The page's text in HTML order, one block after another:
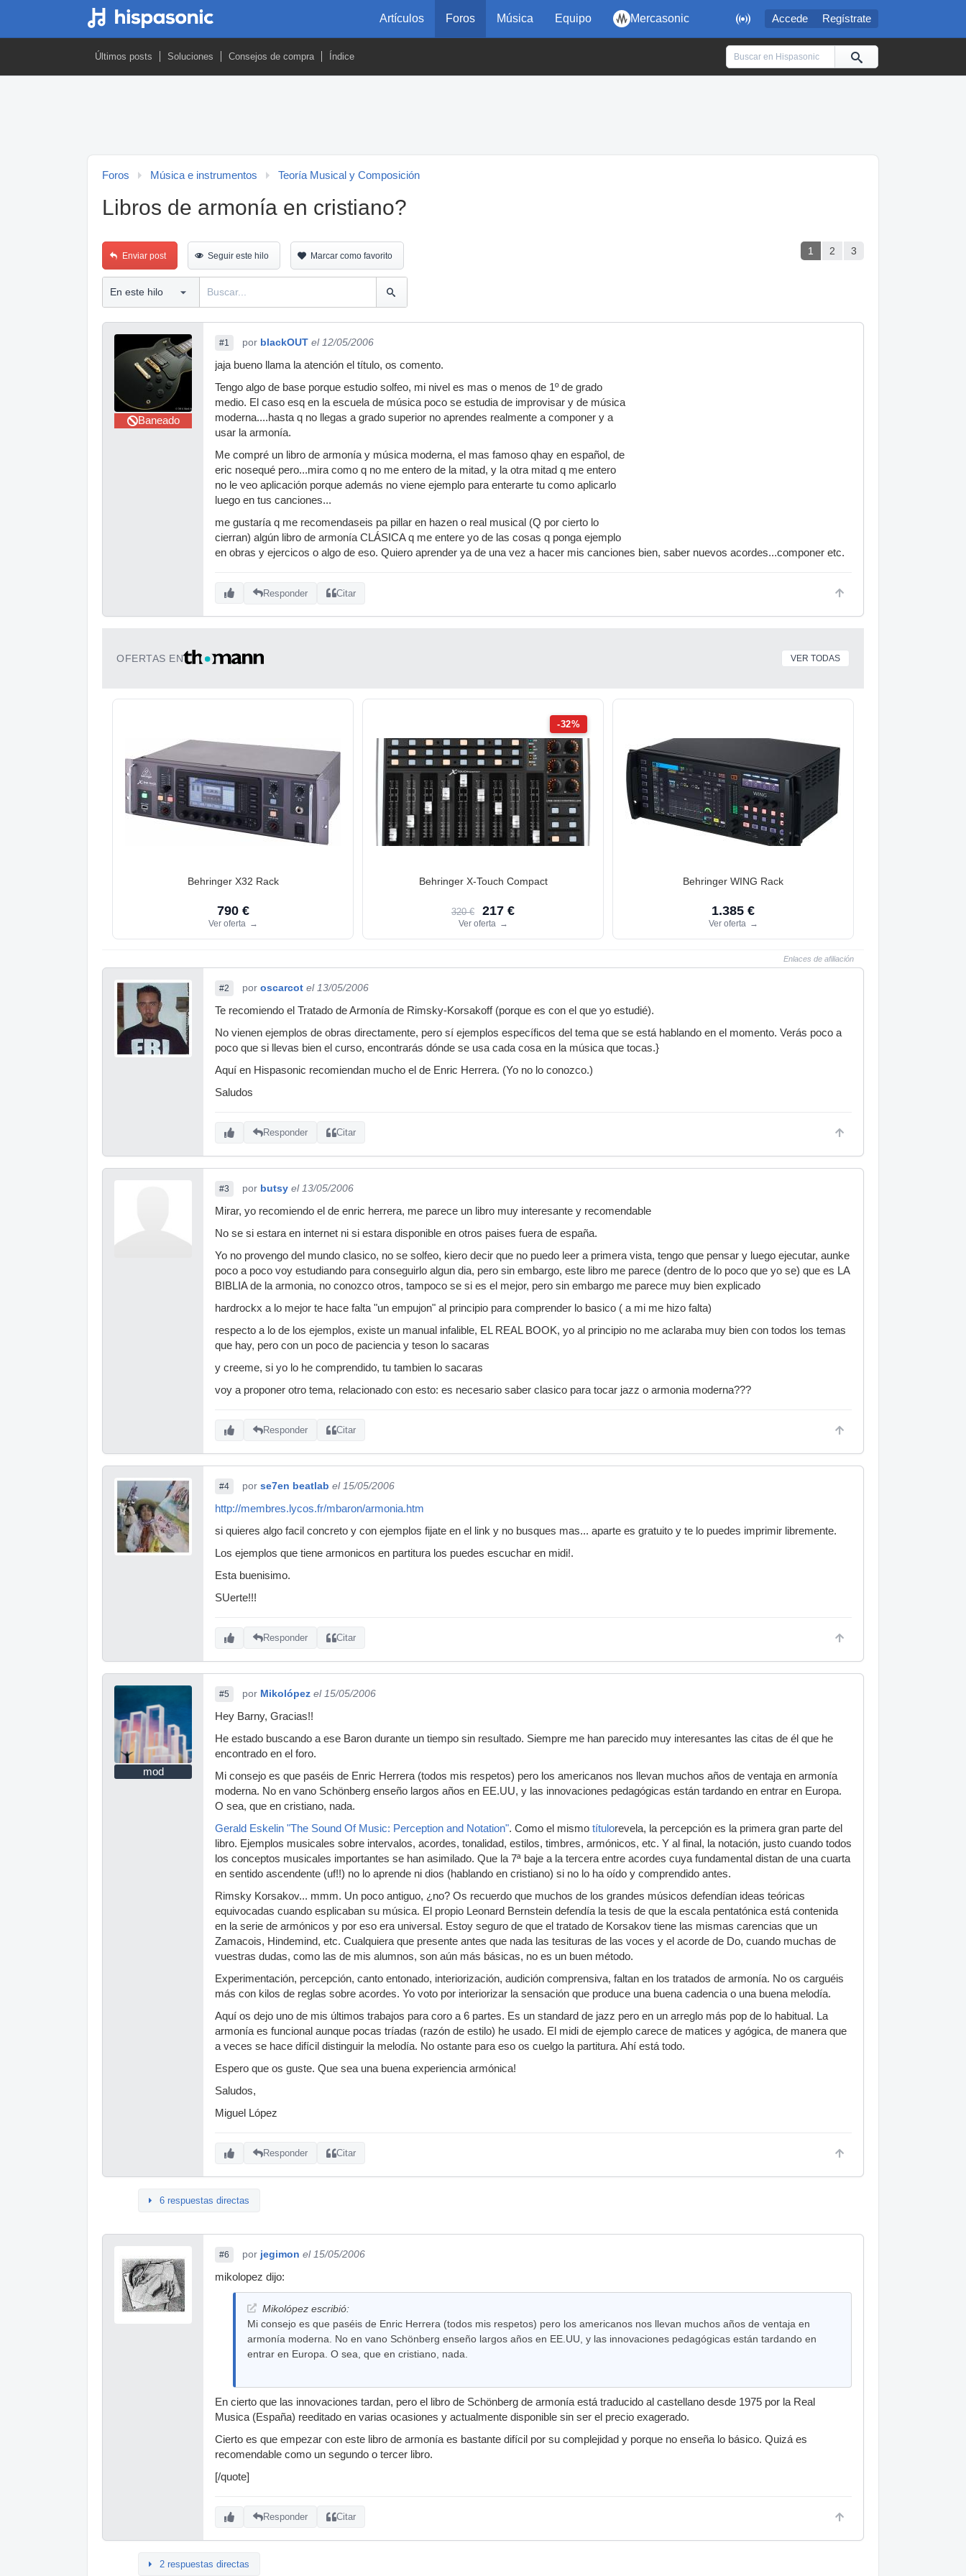
 Accede Regístrate
Artículos Foros Música Equipo Mercasonic
Últimos posts Soluciones Consejos de compra Índice
Foros Música e instrumentos Teoría Musical y Composición
Libros de armonía en cristiano?
1 2 3
Enviar post Seguir este hilo Marcar como favorito
Baneado
#1 por blackOUT el 12/05/2006
jaja bueno llama la atención el título, os comento.
Tengo algo de base porque estudio solfeo, mi nivel es mas o menos de 1º de grado
medio. El caso esq en la escuela de música poco se estudia de improvisar y de música
moderna....hasta q no llegas a grado superior no aprendes realmente a componer y a
usar la armonía.
Me compré un libro de armonía y música moderna, el mas famoso qhay en español, de
eric nosequé pero...mira como q no me entero de la mitad, y la otra mitad q me entero
no le veo aplicación porque además no viene ejemplo para enterarte tu como aplicarlo
luego en tus canciones...
me gustaría q me recomendaseis pa pillar en hazen o real musical (Q por cierto lo
cierran) algún libro de armonía CLÁSICA q me entere yo de las cosas q ponga ejemplo
en obras y ejercicos o algo de eso. Quiero aprender ya de una vez a hacer mis canciones bien, saber nuevos acordes...componer etc.
Responder Citar
OFERTAS EN VER TODAS
Behringer X32 Rack
790 €
Ver oferta →
-32%
Behringer X-Touch Compact
320 € 217 €
Ver oferta →
Behringer WING Rack
1.385 €
Ver oferta →
Enlaces de afiliación
#2 por oscarcot el 13/05/2006
Te recomiendo el Tratado de Armonía de Rimsky-Korsakoff (porque es con el que yo estudié).
No vienen ejemplos de obras directamente, pero sí ejemplos específicos del tema que se está hablando en el momento. Verás poco a
poco que si llevas bien el curso, encontrarás dónde se usa cada cosa en la música que tocas.}
Aquí en Hispasonic recomiendan mucho el de Enric Herrera. (Yo no lo conozco.)
Saludos
Responder Citar
#3 por butsy el 13/05/2006
Mirar, yo recomiendo el de enric herrera, me parece un libro muy interesante y recomendable
No se si estara en internet ni si estara disponible en otros paises fuera de españa.
Yo no provengo del mundo clasico, no se solfeo, kiero decir que no puedo leer a primera vista, tengo que pensar y luego ejecutar, aunke
poco a poco voy estudiando para conseguirlo algun dia, pero sin embargo, este libro me parece (dentro de lo poco que yo se) que es LA
BIBLIA de la armonia, no conozco otros, tampoco se si es el mejor, pero sin embargo me parece muy bien explicado
hardrockx a lo mejor te hace falta "un empujon" al principio para comprender lo basico ( a mi me hizo falta)
respecto a lo de los ejemplos, existe un manual infalible, EL REAL BOOK, yo al principio no me aclaraba muy bien con todos los temas
que hay, pero con un poco de paciencia y teson lo sacaras
y creeme, si yo lo he comprendido, tu tambien lo sacaras
voy a proponer otro tema, relacionado con esto: es necesario saber clasico para tocar jazz o armonia moderna???
Responder Citar
#4 por se7en beatlab el 15/05/2006
http://membres.lycos.fr/mbaron/armonia.htm
si quieres algo facil concreto y con ejemplos fijate en el link y no busques mas... aparte es gratuito y te lo puedes imprimir libremente.
Los ejemplos que tiene armonicos en partitura los puedes escuchar en midi!.
Esta buenisimo.
SUerte!!!
Responder Citar
mod
#5 por Mikolópez el 15/05/2006
Hey Barny, Gracias!!
He estado buscando a ese Baron durante un tiempo sin resultado. Siempre me han parecido muy interesantes las citas de él que he
encontrado en el foro.
Mi consejo es que paséis de Enric Herrera (todos mis respetos) pero los americanos nos llevan muchos años de ventaja en armonía
moderna. No en vano Schönberg enseño largos años en EE.UU, y las innovaciones pedagógicas están tardando en entrar en Europa.
O sea, que en cristiano, nada.
Gerald Eskelin "The Sound Of Music: Perception and Notation". Como el mismo títulorevela, la percepción es la primera gran parte del
libro. Ejemplos musicales sobre intervalos, acordes, tonalidad, estilos, timbres, armónicos, etc. Y al final, la notación, justo cuando todos
los conceptos musicales importantes se han asimilado. Que la 7ª baje a la tercera entre acordes cuya fundamental distan de una cuarta
en sentido ascendente (uf!!) no lo aprende ni dios (hablando en cristiano) si no lo ha oído y comprendido antes.
Rimsky Korsakov... mmm. Un poco antiguo, ¿no? Os recuerdo que muchos de los grandes músicos defendían ideas teóricas
equivocadas cuando esplicaban su música. El propio Leonard Bernstein defendía la tesis de que la escala pentatónica está contenida
en la serie de armónicos y por eso era universal. Estoy seguro de que el tratado de Korsakov tiene las mismas carencias que un
Zamacois, Hindemind, etc. Cualquiera que presente antes que nada las tesituras de las voces y el acorde de Do, cuando muchas de
vuestras dudas, como las de mis alumnos, son aún más básicas, no es un buen método.
Experimentación, percepción, canto entonado, interiorización, audición comprensiva, faltan en los tratados de armonía. No os carguéis
más con kilos de reglas sobre acordes. Yo voto por interiorizar la sensación que produce una buena cadencia o una buena melodía.
Aquí os dejo uno de mis últimos trabajos para coro a 6 partes. Es un standard de jazz pero en un arreglo más pop de lo habitual. La
armonía es funcional aunque pocas tríadas (razón de estilo) he usado. El midi de ejemplo carece de matices y agógica, de manera que
a veces se hace difícil distinguir la melodía. No ostante para eso os cuelgo la partitura. Ahí está todo.
Espero que os guste. Que sea una buena experiencia armónica!
Saludos,
Miguel López
Responder Citar
6 respuestas directas
#6 por jegimon el 15/05/2006
mikolopez dijo:
Mikolópez escribió:
Mi consejo es que paséis de Enric Herrera (todos mis respetos) pero los americanos nos llevan muchos años de ventaja en
armonía moderna. No en vano Schönberg enseño largos años en EE.UU, y las innovaciones pedagógicas están tardando en
entrar en Europa. O sea, que en cristiano, nada.
En cierto que las innovaciones tardan, pero el libro de Schönberg de armonía está traducido al castellano desde 1975 por la Real
Musica (España) reeditado en varias ocasiones y actualmente disponible sin ser el precio exagerado.
Cierto es que empezar con este libro de armonía es bastante difícil por su complejidad y porque no enseña lo básico. Quizá es
recomendable como un segundo o tercer libro.
[/quote]
Responder Citar
2 respuestas directas